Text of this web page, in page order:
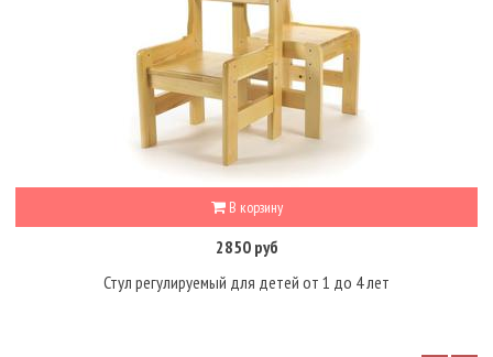
В корзину
2850 руб
Стул регулируемый для детей от 1 до 4 лет